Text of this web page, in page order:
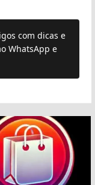
com dicas e
WhatsApp e